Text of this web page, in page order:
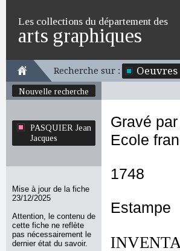
Les collections du département des
arts graphiques
Recherche sur : Oeuvres
Nouvelle recherche
PASQUIER Jean
Jacques
Mise à jour de la fiche
23/12/2025
Attention, le contenu de
cette fiche ne reflète
pas nécessairement le
dernier état du savoir.
Gravé par
Ecole
1748
Estampe